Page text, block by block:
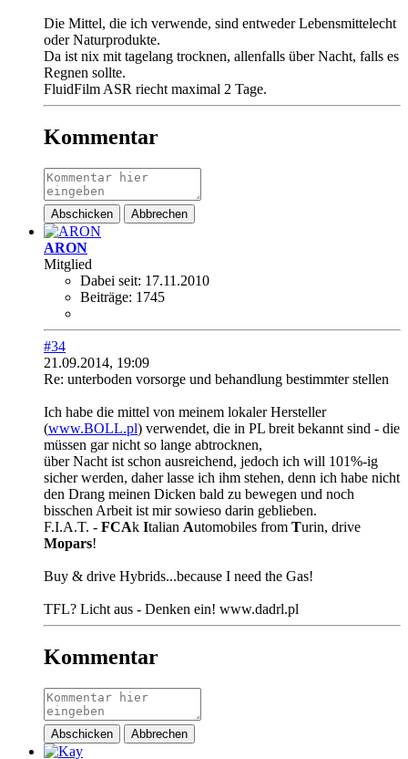
Die Mittel, die ich verwende, sind entweder Lebensmittelecht
oder Naturprodukte.
Da ist nix mit tagelang trocknen, allenfalls über Nacht, falls es
Regnen sollte.
FluidFilm ASR riecht maximal 2 Tage.
Kommentar
Abschicken Abbrechen
ARON
Mitglied
Dabei seit: 17.11.2010
Beiträge: 1745
#34
21.09.2014, 19:09
Re: unterboden vorsorge und behandlung bestimmter stellen
Ich habe die mittel von meinem lokaler Hersteller
(www.BOLL.pl) verwendet, die in PL breit bekannt sind - die
müssen gar nicht so lange abtrocknen,
über Nacht ist schon ausreichend, jedoch ich will 101%-ig
sicher werden, daher lasse ich ihm stehen, denn ich habe nicht
den Drang meinen Dicken bald zu bewegen und noch
bisschen Arbeit ist mir sowieso darin geblieben.
F.I.A.T. - FCAk Italian Automobiles from Turin, drive
Mopars!
Buy & drive Hybrids...because I need the Gas!
TFL? Licht aus - Denken ein! www.dadrl.pl
Kommentar
Abschicken Abbrechen